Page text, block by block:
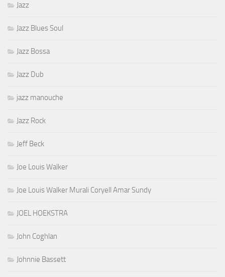
Jazz
Jazz Blues Soul
Jazz Bossa
Jazz Dub
jazz manouche
Jazz Rock
Jeff Beck
Joe Louis Walker
Joe Louis Walker Murali Coryell Amar Sundy
JOEL HOEKSTRA
John Coghlan
Johnnie Bassett